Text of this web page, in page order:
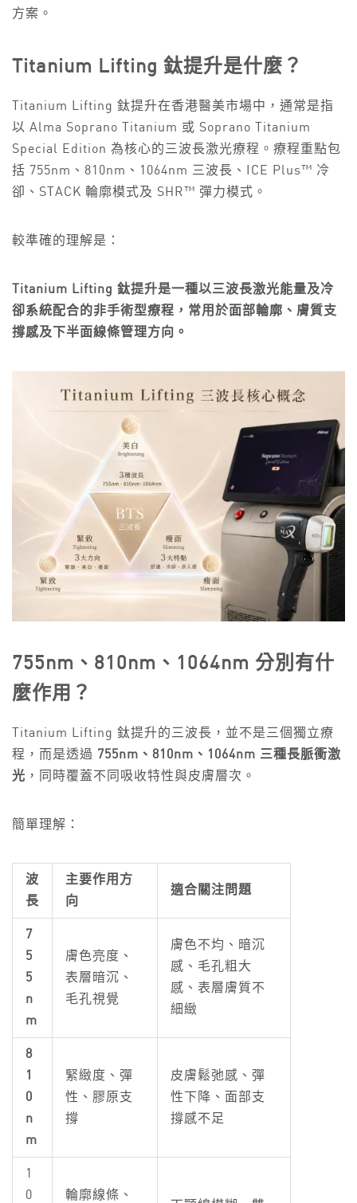
方案。
Titanium Lifting 鈦提升是什麼？
Titanium Lifting 鈦提升在香港醫美市場中，通常是指
以 Alma Soprano Titanium 或 Soprano Titanium
Special Edition 為核心的三波長激光療程。療程重點包
括 755nm、810nm、1064nm 三波長、ICE Plus™ 冷
卻、STACK 輪廓模式及 SHR™ 彈力模式。
較準確的理解是：
Titanium Lifting 鈦提升是一種以三波長激光能量及冷
卻系統配合的非手術型療程，常用於面部輪廓、膚質支
撐感及下半面線條管理方向。
755nm、810nm、1064nm 分別有什
麼作用？
Titanium Lifting 鈦提升的三波長，並不是三個獨立療
程，而是透過 755nm、810nm、1064nm 三種長脈衝激
光 ，同時覆蓋不同吸收特性與皮膚層次。
簡單理解：
波
長
主要作用方
向
適合關注問題
7
5
5
n
m
膚色亮度、
表層暗沉、
毛孔視覺
膚色不均、暗沉
感、毛孔粗大
感、表層膚質不
細緻
8
1
0
n
m
緊緻度、彈
性、膠原支
撐
皮膚鬆弛感、彈
性下降、面部支
撐感不足
1
0
輪廓線條、